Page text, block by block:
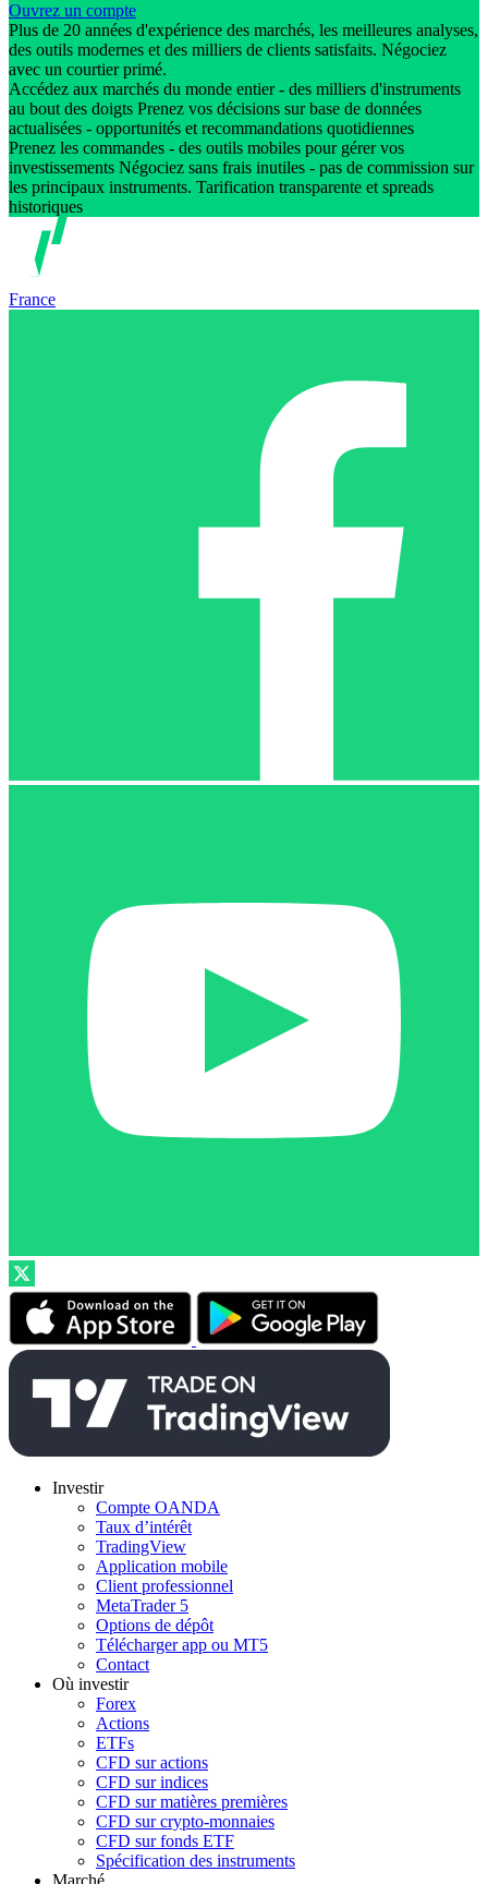
Ouvrez un compte
Plus de 20 années d'expérience des marchés, les meilleures analyses,
des outils modernes et des milliers de clients satisfaits. Négociez
avec un courtier primé.
Accédez aux marchés du monde entier - des milliers d'instruments
au bout des doigts Prenez vos décisions sur base de données
actualisées - opportunités et recommandations quotidiennes
Prenez les commandes - des outils mobiles pour gérer vos
investissements Négociez sans frais inutiles - pas de commission sur
les principaux instruments. Tarification transparente et spreads
historiques
France
Investir
Compte OANDA
Taux d’intérêt
TradingView
Application mobile
Client professionnel
MetaTrader 5
Options de dépôt
Télécharger app ou MT5
Contact
Où investir
Forex
Actions
ETFs
CFD sur actions
CFD sur indices
CFD sur matières premières
CFD sur crypto-monnaies
CFD sur fonds ETF
Spécification des instruments
Marché